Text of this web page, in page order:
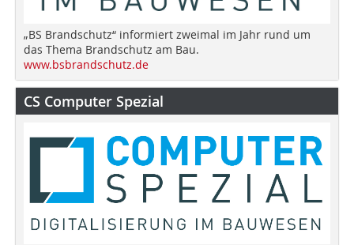
„BS Brandschutz“ informiert zweimal im Jahr rund um
das Thema Brandschutz am Bau.
www.bsbrandschutz.de
CS Computer Spezial